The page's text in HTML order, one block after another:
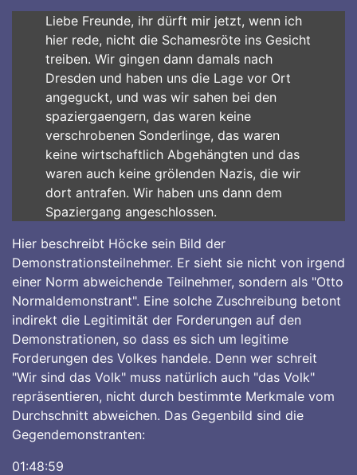
Liebe Freunde, ihr dürft mir jetzt, wenn ich
hier rede, nicht die Schamesröte ins Gesicht
treiben. Wir gingen dann damals nach
Dresden und haben uns die Lage vor Ort
angeguckt, und was wir sahen bei den
spaziergaengern, das waren keine
verschrobenen Sonderlinge, das waren
keine wirtschaftlich Abgehängten und das
waren auch keine grölenden Nazis, die wir
dort antrafen. Wir haben uns dann dem
Spaziergang angeschlossen.
Hier beschreibt Höcke sein Bild der
Demonstrationsteilnehmer. Er sieht sie nicht von irgend
einer Norm abweichende Teilnehmer, sondern als "Otto
Normaldemonstrant". Eine solche Zuschreibung betont
indirekt die Legitimität der Forderungen auf den
Demonstrationen, so dass es sich um legitime
Forderungen des Volkes handele. Denn wer schreit
"Wir sind das Volk" muss natürlich auch "das Volk"
repräsentieren, nicht durch bestimmte Merkmale vom
Durchschnitt abweichen. Das Gegenbild sind die
Gegendemonstranten:
01:48:59